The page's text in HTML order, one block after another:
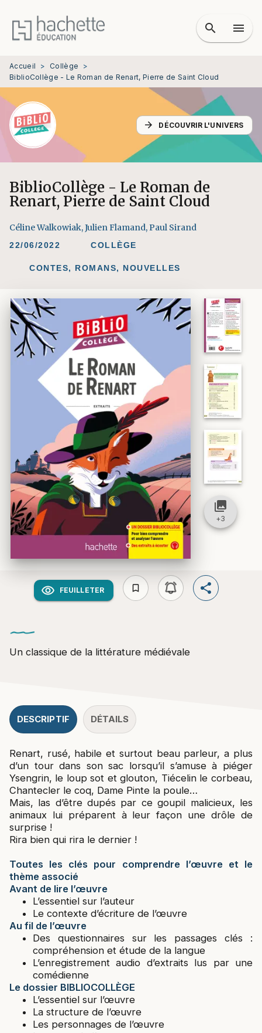
MENU RECHERCHE
PIED DE PAGE
search menu
Accueil > Collège
>
BiblioCollège - Le Roman de Renart, Pierre de Saint Cloud
arrow_forward DÉCOUVRIR L'UNIVERS
BiblioCollège - Le Roman de
Renart, Pierre de Saint Cloud
Céline Walkowiak,Julien Flamand,Paul Sirand
22/06/2022 COLLÈGE
CONTES, ROMANS, NOUVELLES
FEUILLETER bookmark_border
Un classique de la littérature médiévale
collections
+3
DESCRIPTIF DÉTAILS
Renart, rusé, habile et surtout beau parleur, a plus
d’un tour dans son sac lorsqu’il s’amuse à piéger
Ysengrin, le loup sot et glouton, Tiécelin le corbeau,
Chantecler le coq, Dame Pinte la poule…
Mais, las d’être dupés par ce goupil malicieux, les
animaux lui préparent à leur façon une drôle de
surprise !
Rira bien qui rira le dernier !
Toutes les clés pour comprendre l’œuvre et le
thème associé
Avant de lire l’œuvre
L’essentiel sur l’auteur
Le contexte d’écriture de l’œuvre
Au fil de l’œuvre
Des questionnaires sur les passages clés :
compréhension et étude de la langue
L’enregistrement audio d’extraits lus par une
comédienne
Le dossier BIBLIOCOLLÈGE
L’essentiel sur l’œuvre
La structure de l’œuvre
Les personnages de l’œuvre